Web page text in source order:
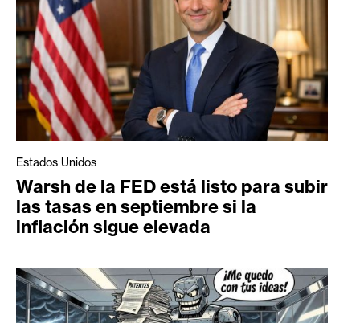
Estados Unidos
Warsh de la FED está listo para subir
las tasas en septiembre si la
inflación sigue elevada